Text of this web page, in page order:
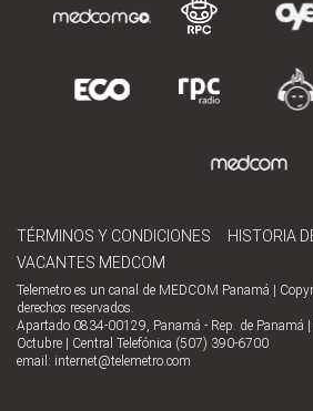
TÉRMINOS Y CONDICIONES
HISTORIA
VACANTES MEDCOM
Telemetro es un canal de MEDCOM Panamá |
derechos reservados.
Apartado 0834-00129, Panamá - Rep. de Panamá
Octubre | Central Telefónica (507) 390-6700
email: internet@telemetro.com